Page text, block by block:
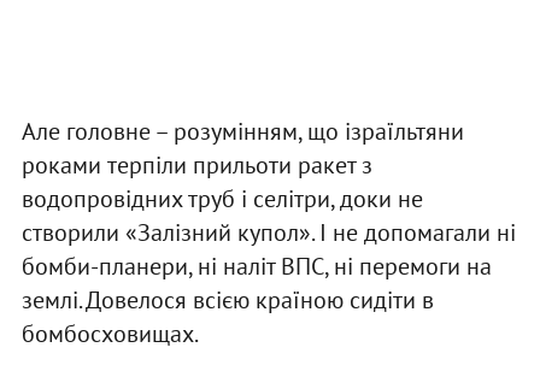
Але головне – розумінням, що ізраїльтяни
роками терпіли прильоти ракет з
водопровідних труб і селітри, доки не
створили «Залізний купол». І не допомагали ні
бомби-планери, ні наліт ВПС, ні перемоги на
землі. Довелося всією країною сидіти в
бомбосховищах.